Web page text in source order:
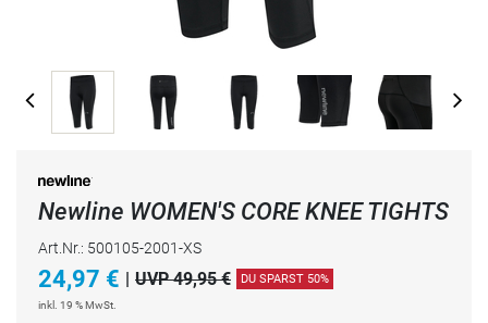
Newline WOMEN'S CORE KNEE TIGHTS
Art.Nr.: 500105-2001-XS
24,97 € | UVP 49,95 € DU SPARST 50%
inkl. 19 % MwSt.